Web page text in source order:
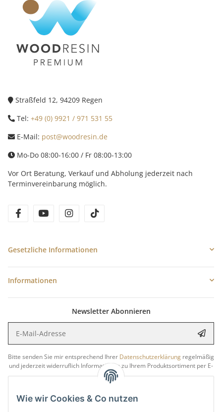
Wie wir Cookies & Co nutzen
Straßfeld 12, 94209 Regen
Tel: +49 (0) 9921 / 971 531 55
E-Mail: post@woodresin.de
Mo-Do 08:00-16:00 / Fr 08:00-13:00
Vor Ort Beratung, Verkauf und Abholung jederzeit nach
Terminvereinbarung möglich.
facebookyoutube instagram
Gesetzliche Informationen
Informationen
Newsletter Abonnieren
Bitte senden Sie mir entsprechend Ihrer Datenschutzerklärung regelmäßig
und jederzeit widerruflich Informationen zu Ihrem Produktsortiment per E-
Mail zu.
Newsletter abonnieren und 5 €Rabatt-Guschein erhalten.